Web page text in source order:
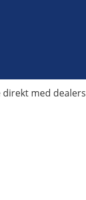
direkt med dealers